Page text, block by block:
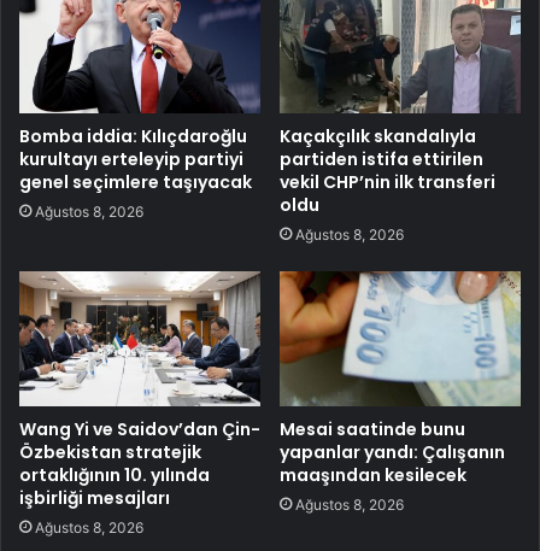
Bomba iddia: Kılıçdaroğlu
kurultayı erteleyip partiyi
genel seçimlere taşıyacak
Ağustos 8, 2026
Kaçakçılık skandalıyla
partiden istifa ettirilen
vekil CHP’nin ilk transferi
oldu
Ağustos 8, 2026
Wang Yi ve Saidov’dan Çin-
Özbekistan stratejik
ortaklığının 10. yılında
işbirliği mesajları
Ağustos 8, 2026
Mesai saatinde bunu
yapanlar yandı: Çalışanın
maaşından kesilecek
Ağustos 8, 2026